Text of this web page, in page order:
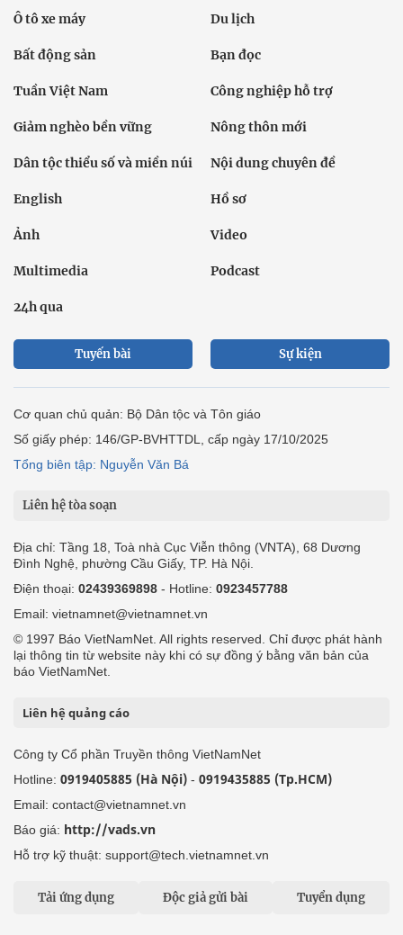
Ô tô xe máy Du lịch
Bất động sản Bạn đọc
Tuần Việt Nam Công nghiệp hỗ trợ
Giảm nghèo bền vững Nông thôn mới
Dân tộc thiểu số và miền núi Nội dung chuyên đề
English Hồ sơ
Ảnh Video
Multimedia Podcast
24h qua
Tuyến bài Sự kiện
Cơ quan chủ quản: Bộ Dân tộc và Tôn giáo
Số giấy phép: 146/GP-BVHTTDL, cấp ngày 17/10/2025
Tổng biên tập: Nguyễn Văn Bá
Liên hệ tòa soạn
Địa chỉ: Tầng 18, Toà nhà Cục Viễn thông (VNTA), 68 Dương
Đình Nghệ, phường Cầu Giấy, TP. Hà Nội.
Điện thoại: 02439369898 - Hotline: 0923457788
Email: vietnamnet@vietnamnet.vn
© 1997 Báo VietNamNet. All rights reserved. Chỉ được phát hành
lại thông tin từ website này khi có sự đồng ý bằng văn bản của
báo VietNamNet.
Liên hệ quảng cáo
Công ty Cổ phần Truyền thông VietNamNet
Hotline: 0919405885 (Hà Nội) - 0919435885 (Tp.HCM)
Email: contact@vietnamnet.vn
Báo giá: http://vads.vn
Hỗ trợ kỹ thuật: support@tech.vietnamnet.vn
Tải ứng dụng Độc giả gửi bài Tuyển dụng